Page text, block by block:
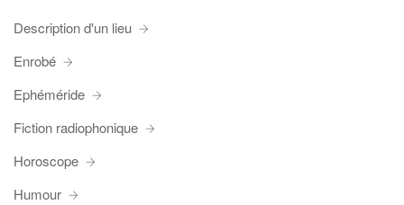
Description d'un lieu
Enrobé
Ephéméride
Fiction radiophonique
Horoscope
Humour